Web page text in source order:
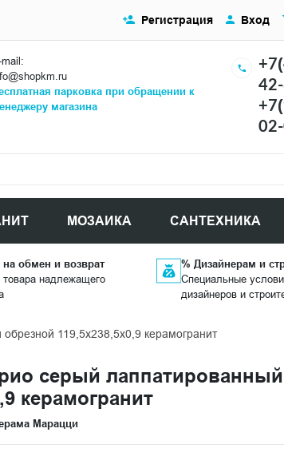
mail:
парковка при обращении к
магазина
МОЗАИКА САНТЕХНИКА
Регистрация Вход
на обмен и возврат
товара надлежащего
% Дизайнерам и
Специальные
дизайнеров и
119,5x238,5x0,9 керамогранит
серый лаппатированный
керамогранит
Марацци